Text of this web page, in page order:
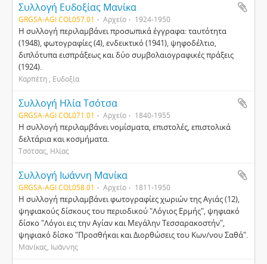
Συλλογή Ευδοξίας Μανίκα
GRGSA-AGI COL057.01 Αρχείο 1924-1950
Η συλλογή περιλαμβάνει προσωπικά έγγραφα: ταυτότητα
(1948), φωτογραφίες (4), ενδεικτικό (1941), ψηφοδέλτιο,
διπλότυπα εισπράξεως και δύο συμβολαιογραφικές πράξεις
(1924).
Καρπέτη , Ευδοξία
Συλλογή Ηλία Τσότσα
GRGSA-AGI COL071.01 Αρχείο 1840-1955
Η συλλογή περιλαμβάνει νομίσματα, επιστολές, επιστολικά
δελτάρια και κοσμήματα.
Τσότσας, Ηλίας
Συλλογή Ιωάννη Μανίκα
GRGSA-AGI COL058.01 Αρχείο 1811-1950
Η συλλογή περιλαμβάνει φωτογραφίες χωριών της Αγιάς (12),
ψηφιακούς δίσκους του περιοδικού "Λόγιος Ερμής", ψηφιακό
δίσκο "Λόγοι εις την Αγίαν και Μεγάλην Τεσσαρακοστήν",
ψηφιακό δίσκο "Προσθήκαι και Διορθώσεις του Κων/νου Σαθά".
Μανίκας, Ιωάννης